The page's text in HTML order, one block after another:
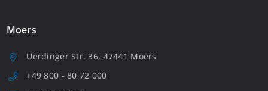
Moers
Uerdinger Str. 36, 47441 Moers
+49 800 - 80 72 000